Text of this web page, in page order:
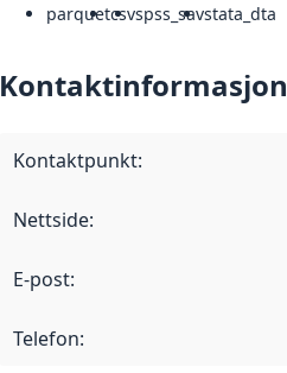
parquetcsvspss_savstata_dta
Kontaktinformasjon
Kontaktpunkt:
Nettside:
E-post:
Telefon: